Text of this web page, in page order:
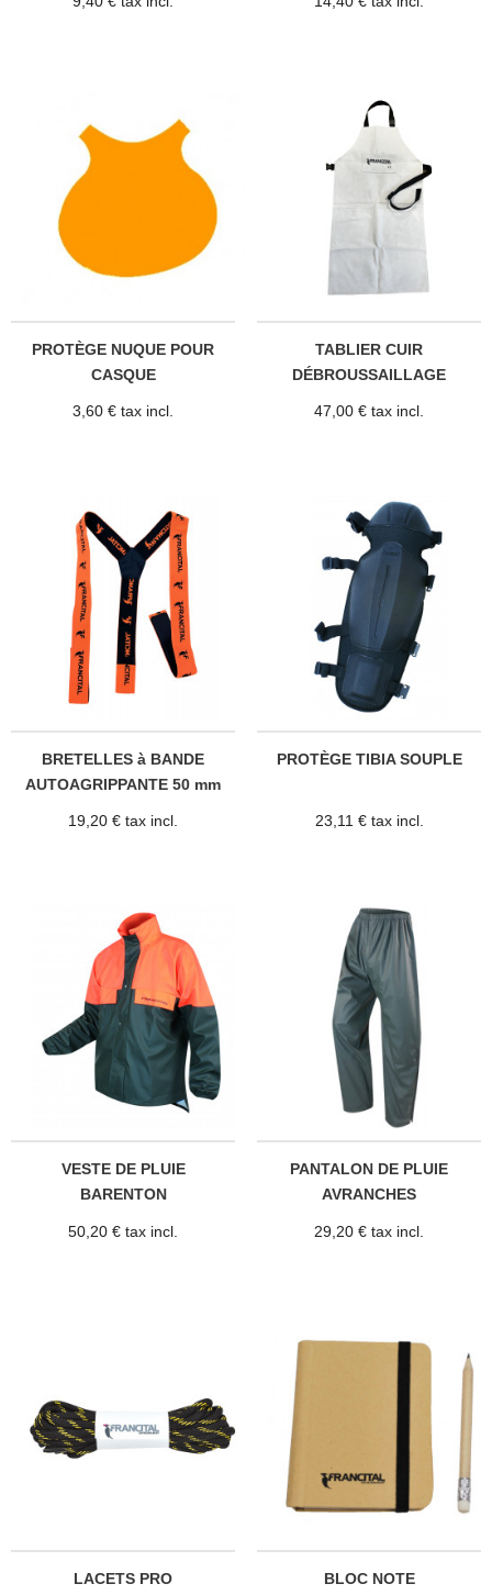
PROTÈGE NUQUE POUR
CASQUE
3,60 € tax incl.
TABLIER CUIR
DÉBROUSSAILLAGE
47,00 € tax incl.
BRETELLES à BANDE
AUTOAGRIPPANTE 50 mm
19,20 € tax incl.
PROTÈGE TIBIA SOUPLE
23,11 € tax incl.
VESTE DE PLUIE
BARENTON
50,20 € tax incl.
PANTALON DE PLUIE
AVRANCHES
29,20 € tax incl.
LACETS PRO BLOC NOTE